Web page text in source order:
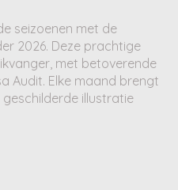
seizoenen met de
2026. Deze prachtige
met betoverende
Audit. Elke maand brengt
illustratie
is